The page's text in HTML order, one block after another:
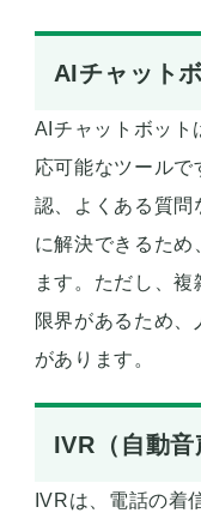
AIチャット
AIチャットボット
応可能なツールで
認、よくある質問
に解決できるため
ます。ただし、
限界があるため
があります。
IVR（自動
IVRは、電話の着